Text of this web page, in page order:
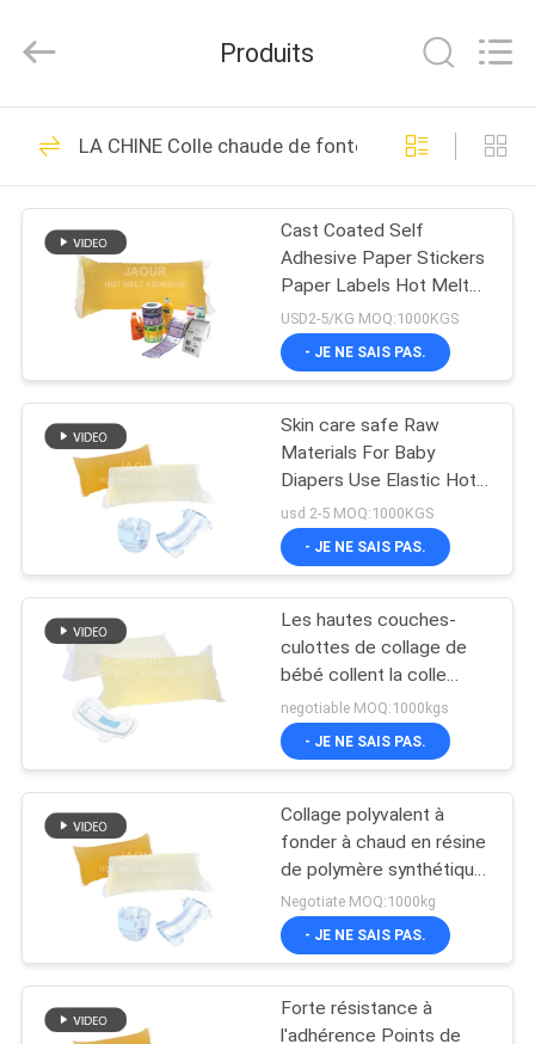
MAISON
PRODUITS
PROPOS
NOUS
VISITE
CONTRÔLE
QUALITÉ
CONTACTEZ-
NOUS
NOUVELLES
DEMANDEZ
Jaour
Adhesive
All
Reserved.
adhésif chaud de la
fonte PSA
105
adhésif sensible à la
pression de fonte
chaude
78
Adhésif sensible à
la pression de PSA
26
COLLE DE PSA
Produits
LA CHINE Colle chaude de fonte
Cast Coated Self
Adhesive Paper Stickers
Paper Labels Hot Melt
Glue
USD2-5/KG MOQ:1000KGS
- JE NE SAIS PAS.
Skin care safe Raw
Materials For Baby
Diapers Use Elastic Hot
Melt Glue
usd 2-5 MOQ:1000KGS
- JE NE SAIS PAS.
Les hautes couches-
culottes de collage de
bébé collent la colle
chaude de fonte de
catégorie de la meilleure
qualité blanche de
negotiable MOQ:1000kgs
- JE NE SAIS PAS.
Collage polyvalent à
fonder à chaud en résine
de polymère synthétique
dans des conditions
froides et sèches
Negotiate MOQ:1000kg
- JE NE SAIS PAS.
Forte résistance à
l'adhérence Points de